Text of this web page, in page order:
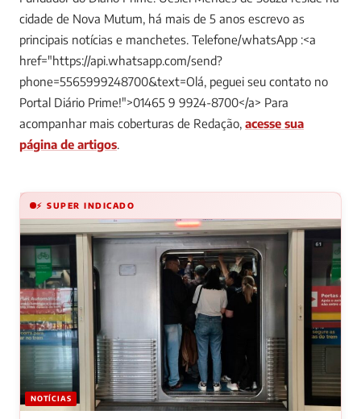
cidade de Nova Mutum, há mais de 5 anos escrevo as
principais notícias e manchetes. Telefone/whatsApp :<a
href="https://api.whatsapp.com/send?
phone=5565999248700&text=Olá, peguei seu contato no
Portal Diário Prime!">01465 9 9924-8700</a> Para
acompanhar mais coberturas de Redação, acesse sua
página de artigos.
⚡ SUPER INDICADO
NOTÍCIAS